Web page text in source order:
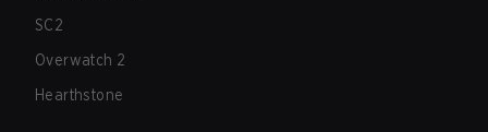
SC2
Overwatch 2
Hearthstone